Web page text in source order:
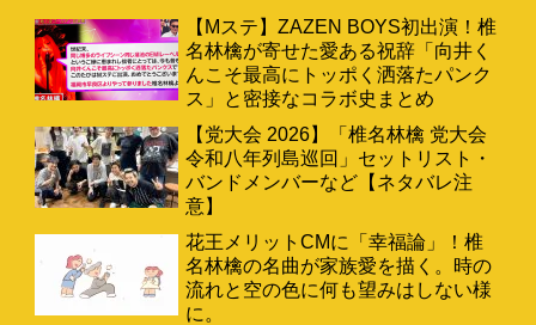
【Mステ】ZAZEN BOYS初出演！椎
名林檎が寄せた愛ある祝辞「向井く
んこそ最高にトッポく洒落たパンク
ス」と密接なコラボ史まとめ
【党大会 2026】「椎名林檎 党大会
令和八年列島巡回」セットリスト・
バンドメンバーなど【ネタバレ注
意】
花王メリットCMに「幸福論」！椎
名林檎の名曲が家族愛を描く。時の
流れと空の色に何も望みはしない様
に。